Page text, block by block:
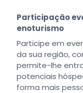
Participação
enoturismo
Participe em
da sua região,
permite-lhe
potenciais
forma mais